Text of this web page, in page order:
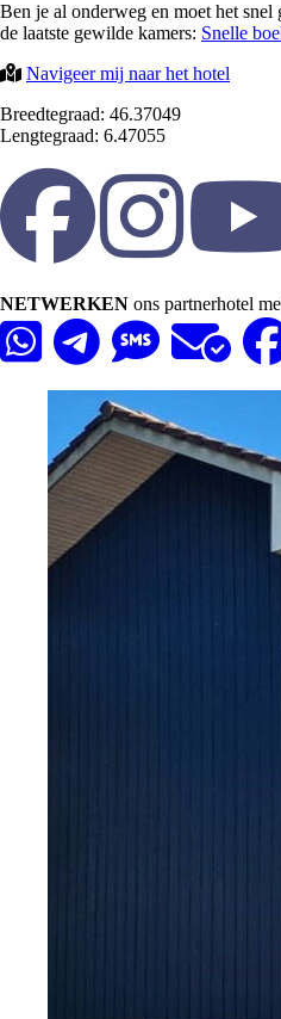
Ben je al onderweg en moet het snel
de laatste gewilde kamers: Snelle
Navigeer mij naar het hotel
Breedtegraad: 46.37049
Lengtegraad: 6.47055
NETWERKEN ons partnerhotel